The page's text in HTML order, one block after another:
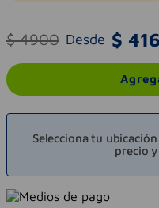
$ 4900 Desde $
Selecciona tu
precio